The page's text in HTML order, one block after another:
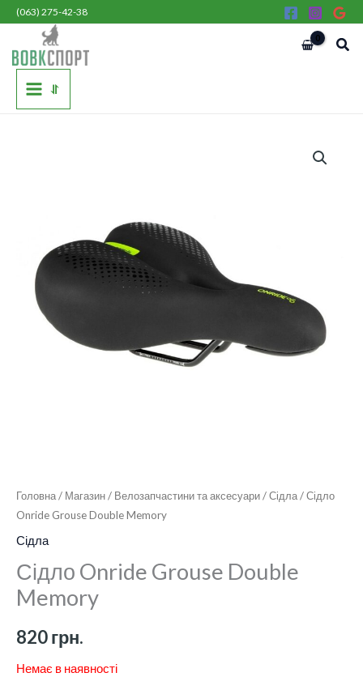
Перейти
вмісту
(063) 275-42-38
⥯
Головна/ Магазин/ Велозапчастини та аксесуари/Сідла/ Сідло
Onride Grouse Double Memory
Сідла
Сідло Onride Grouse Double
Memory
820грн.
Немає в наявності